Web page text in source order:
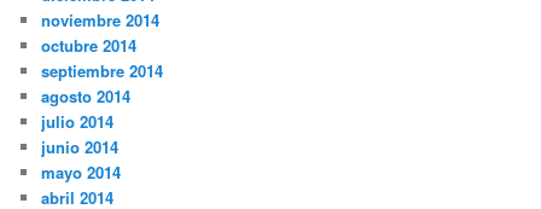
noviembre 2014
octubre 2014
septiembre 2014
agosto 2014
julio 2014
junio 2014
mayo 2014
abril 2014